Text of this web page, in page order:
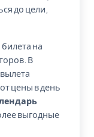
до цели,
на
В
цены в день
выгодные